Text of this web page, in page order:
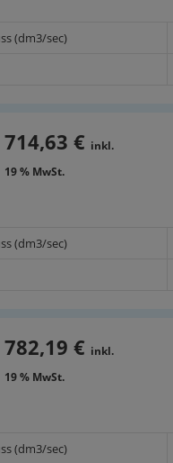
(dm3/sec)
714,63 € inkl.
19 % MwSt.
(dm3/sec)
782,19 € inkl.
19 % MwSt.
(dm3/sec)